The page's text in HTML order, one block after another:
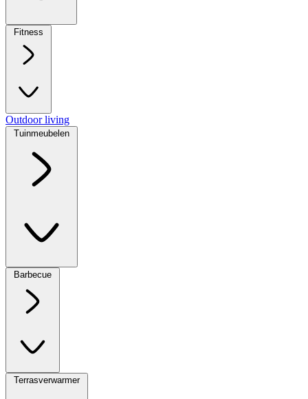
Fitness
Outdoor living
Tuinmeubelen
Barbecue
Terrasverwarmer